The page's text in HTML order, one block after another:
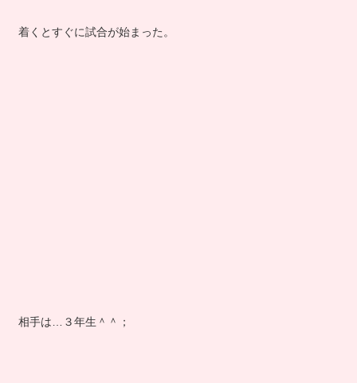
着くとすぐに試合が始まった。
相手は…３年生＾＾；